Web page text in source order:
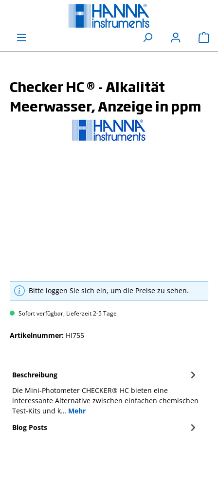
Checker HC ® - Alkalität
Meerwasser, Anzeige in ppm
Bitte loggen Sie sich ein, um die Preise zu sehen.
Sofort verfügbar, Lieferzeit 2-5 Tage
Artikelnummer: HI755
Beschreibung
Die Mini-Photometer CHECKER® HC bieten eine
interessante Alternative zwischen einfachen chemischen
Test-Kits und k… Mehr
Blog Posts